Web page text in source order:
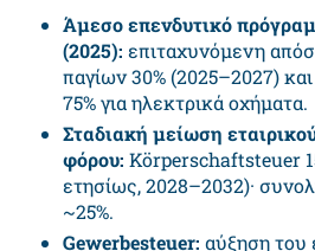
Άμεσο επενδυτικό
(2025):επιταχυνόμενη
παγίων 30% (2025–2027)
75% για ηλεκτρικά οχήματα.
Σταδιακή μείωση
φόρου:Körperschaftsteuer
ετησίως, 2028–2032)·
~25%.
Gewerbesteuer:αύξηση του